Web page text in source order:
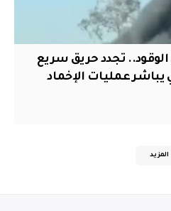
تجدد حريق سريع
يباشر عمليات الإخماد
المزيد